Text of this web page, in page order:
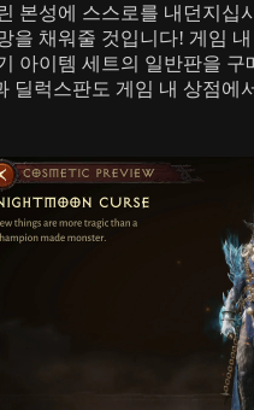
본성에 스스로를 내던지십
을 채워줄 것입니다! 게임
아이템 세트의 일반판을
딜럭스판도 게임 내 상점에